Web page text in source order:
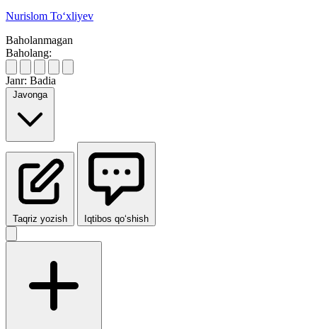
Nurislom To‘xliyev
Baholanmagan
Baholang:
Janr: Badia
Javonga
Taqriz yozish Iqtibos qo‘shish